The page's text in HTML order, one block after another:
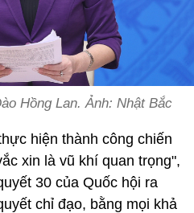
Hồng Lan. Ảnh: Nhật Bắc
hiện thành công chiến
xin là vũ khí quan trọng",
30 của Quốc hội ra
chỉ đạo, bằng mọi khả